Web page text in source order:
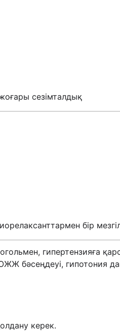
сезімталдық
бір
гипертензияға
бәсеңдеуі, гипотония
керек.